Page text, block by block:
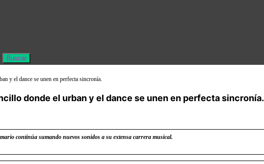
donde el urban y el dance se unen en perfecta sincronía.
continúa sumando nuevos sonidos a su extensa carrera musical.